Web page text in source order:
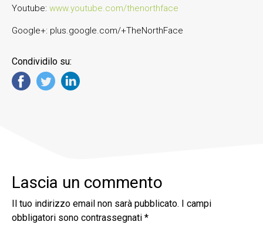
Youtube: www.youtube.com/thenorthface
Google+: plus.google.com/+TheNorthFace
Condividilo su:
Lascia un commento
Il tuo indirizzo email non sarà pubblicato.
I campi
obbligatori sono contrassegnati *